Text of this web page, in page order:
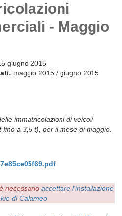
- Maggio
giugno 2015
maggio 2015 / giugno 2015
immatricolazioni di veicoli
a 3,5 t), per il mese di maggio.
necessario accettare l'installazione
di Calameo